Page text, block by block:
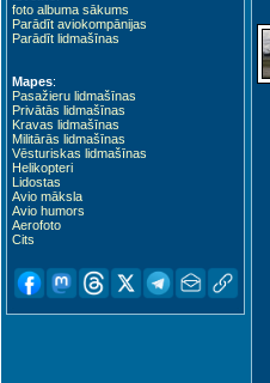
foto albuma sākums
Parādīt aviokompānijas
Parādīt lidmašīnas
Mapes:
Pasažieru lidmašīnas
Privātās lidmašīnas
Kravas lidmašīnas
Militārās lidmašīnas
Vēsturiskas lidmašīnas
Helikopteri
Lidostas
Avio māksla
Avio humors
Aerofoto
Cits